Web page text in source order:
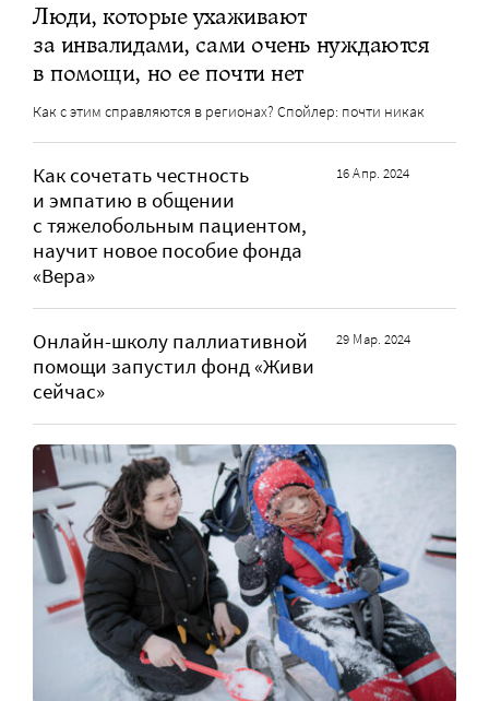
Люди, которые ухаживают
за инвалидами, сами очень нуждаются
в помощи, но ее почти нет
Как с этим справляются в регионах? Спойлер: почти никак
Как сочетать честность
и эмпатию в общении
с тяжелобольным пациентом,
научит новое пособие фонда
«Вера»
16 Апр. 2024
Онлайн-школу паллиативной
помощи запустил фонд «Живи
сейчас»
29 Мар. 2024